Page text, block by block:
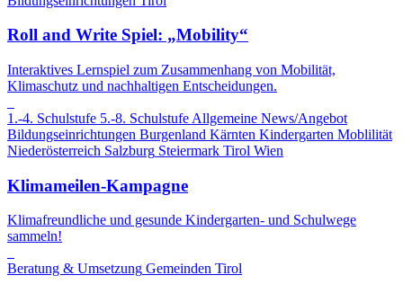
Roll and Write Spiel: „Mobility“
Interaktives Lernspiel zum Zusammenhang von Mobilität,
Klimaschutz und nachhaltigen Entscheidungen.
1.-4. Schulstufe 5.-8. Schulstufe Allgemeine News/Angebot
Bildungseinrichtungen Burgenland Kärnten Kindergarten Moblilität
Niederösterreich Salzburg Steiermark Tirol Wien
Klimameilen-Kampagne
Klimafreundliche und gesunde Kindergarten- und Schulwege
sammeln!
Beratung & Umsetzung Gemeinden Tirol